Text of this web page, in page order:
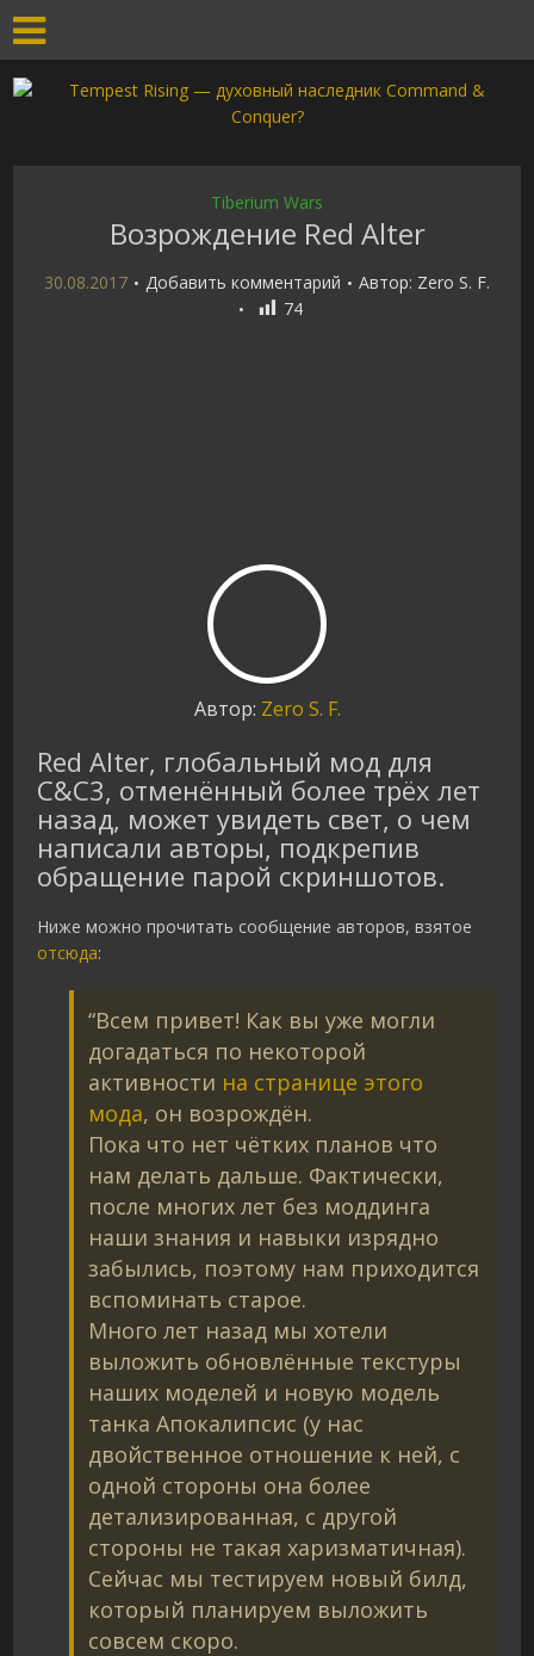
Tiberium Wars
Возрождение Red Alter
30.08.2017 Добавить комментарий Автор: Zero S. F.
74
Автор: Zero S. F.
Red Alter, глобальный мод для
C&C3, отменённый более трёх лет
назад, может увидеть свет, о чем
написали авторы, подкрепив
обращение парой скриншотов.
Ниже можно прочитать сообщение авторов, взятое
отсюда:
“Всем привет! Как вы уже могли
догадаться по некоторой
активности на странице этого
мода, он возрождён.
Пока что нет чётких планов что
нам делать дальше. Фактически,
после многих лет без моддинга
наши знания и навыки изрядно
забылись, поэтому нам приходится
вспоминать старое.
Много лет назад мы хотели
выложить обновлённые текстуры
наших моделей и новую модель
танка Апокалипсис (у нас
двойственное отношение к ней, с
одной стороны она более
детализированная, с другой
стороны не такая харизматичная).
Сейчас мы тестируем новый билд,
который планируем выложить
совсем скоро.